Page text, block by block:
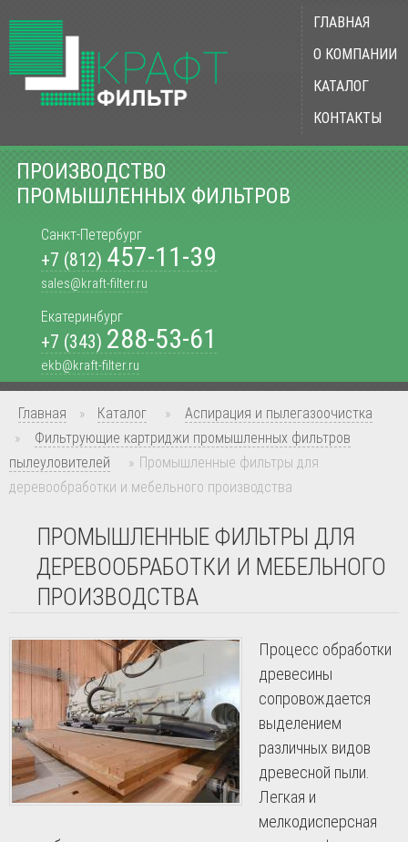
ПРОИЗВОДСТВО
ПРОМЫШЛЕННЫХ ФИЛЬТРОВ
Санкт-Петербург
+7 (812) 457-11-39
sales@kraft-filter.ru
Екатеринбург
+7 (343) 288-53-61
ekb@kraft-filter.ru
ГЛАВНАЯ
О КОМПАНИИ
КАТАЛОГ
КОНТАКТЫ
Главная » Каталог »
Аспирация и пылегазоочистка
»
Фильтрующие картриджи промышленных фильтров
пылеуловителей
» Промышленные фильтры для
деревообработки и мебельного производства
ПРОМЫШЛЕННЫЕ ФИЛЬТРЫ ДЛЯ
ДЕРЕВООБРАБОТКИ И МЕБЕЛЬНОГО
ПРОИЗВОДСТВА
Процесс обработки
древесины
сопровождается
выделением
различных видов
древесной пыли.
Легкая и
мелкодисперсная